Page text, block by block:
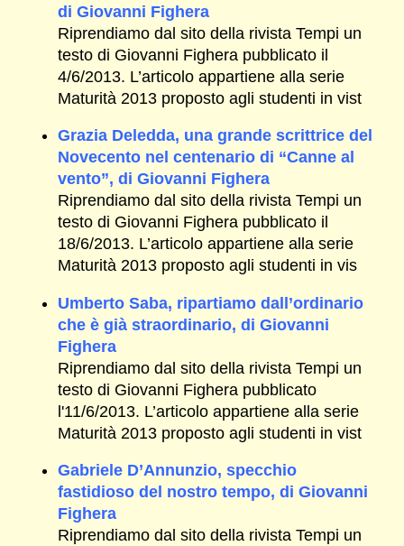
di Giovanni Fighera
Riprendiamo dal sito della rivista Tempi un
testo di Giovanni Fighera pubblicato il
4/6/2013. L’articolo appartiene alla serie
Maturità 2013 proposto agli studenti in vist
Grazia Deledda, una grande scrittrice del
Novecento nel centenario di “Canne al
vento”, di Giovanni Fighera
Riprendiamo dal sito della rivista Tempi un
testo di Giovanni Fighera pubblicato il
18/6/2013. L’articolo appartiene alla serie
Maturità 2013 proposto agli studenti in vis
Umberto Saba, ripartiamo dall’ordinario
che è già straordinario, di Giovanni
Fighera
Riprendiamo dal sito della rivista Tempi un
testo di Giovanni Fighera pubblicato
l'11/6/2013. L’articolo appartiene alla serie
Maturità 2013 proposto agli studenti in vist
Gabriele D’Annunzio, specchio
fastidioso del nostro tempo, di Giovanni
Fighera
Riprendiamo dal sito della rivista Tempi un